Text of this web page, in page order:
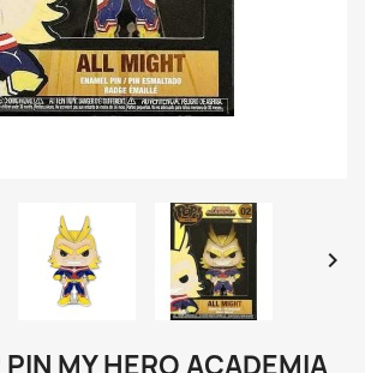

MY HERO ACADEMIA